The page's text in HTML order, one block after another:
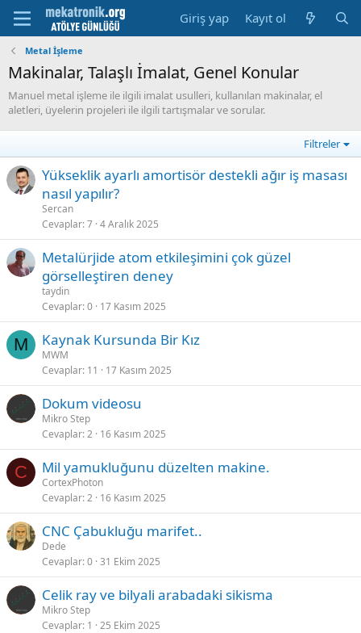
Giriş yap Kayıt ol
Metal İşleme
Makinalar, Talaşlı İmalat, Genel Konular
Manuel metal işleme ile ilgili imalat usulleri, kullanılan makinalar, el
aletleri, üyelerin projeleri ile ilgili tartışmalar ve sorular.
Filtreler
Yükseklik ayarlı amortisör destekli ağır iş masası
nasıl yapılır?
Sercan
Cevaplar 7 4 Aralık 2025
Metalürjide atom etkileşimini çok güzel
görselleştiren deney
taydin
Cevaplar 0 17 Kasım 2025
M Kaynak Kursunda Bir Kız
MWM
Cevaplar 11 17 Kasım 2025
Dokum videosu
Mikro Step
Cevaplar 2 16 Kasım 2025
C Mil yamukluğunu düzelten makine.
CortexPhoton
Cevaplar 2 16 Kasım 2025
CNC Çabukluğu marifet..
Dede
Cevaplar 0 31 Ekim 2025
Celik ray ve bilyali arabadaki sikisma
Mikro Step
Cevaplar 1 25 Ekim 2025